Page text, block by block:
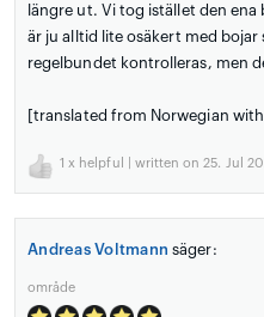
längre ut. Vi tog istället den
är ju alltid lite osäkert med
regelbundet kontrolleras, men
[translated from Norwegian
1 x helpful | written on 25. Jul
Andreas Voltmann säger:
område